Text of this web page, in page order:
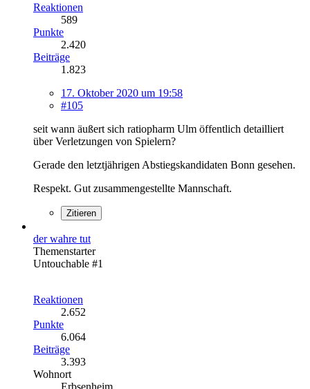
Reaktionen
589
Punkte
2.420
Beiträge
1.823
17. Oktober 2020 um 19:58
#105
seit wann äußert sich ratiopharm Ulm öffentlich detailliert
über Verletzungen von Spielern?
Gerade den letztjährigen Abstiegskandidaten Bonn gesehen.
Respekt. Gut zusammengestellte Mannschaft.
Zitieren
der wahre tut
Themenstarter
Untouchable #1
Reaktionen
2.652
Punkte
6.064
Beiträge
3.393
Wohnort
Erbsenheim